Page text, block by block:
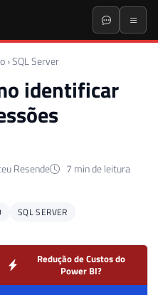
›SQL Server
identificar
Resende
7 min de leitura
SQL SERVER
Redução de Custos do
Power BI?